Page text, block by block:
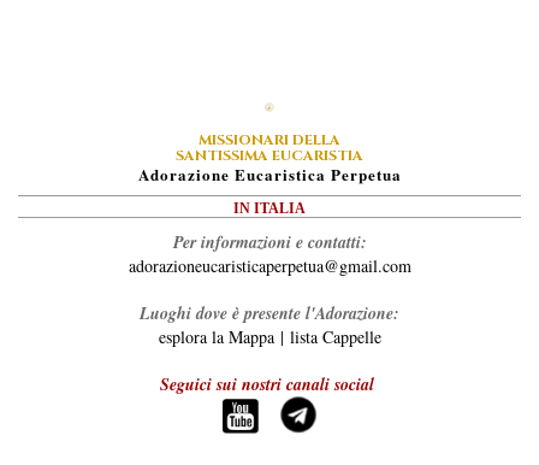
MISSIONARI DELLA
SANTISSIMA EUCARISTIA
ADorazione EUcaristica PErpetua
IN ITALIA
Per informazioni e contatti:
adorazioneucaristicaperpetua@gmail.com
Luoghi dove è presente l'Adorazione:
esplora la Mappa| lista Cappelle
Seguici sui nostri canali social